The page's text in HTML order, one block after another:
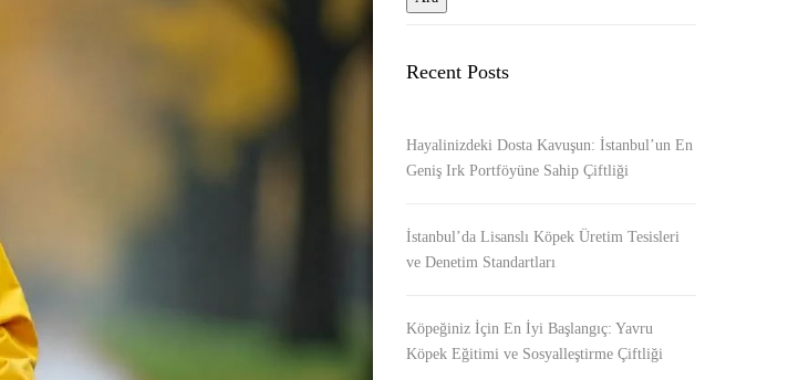
Recent Posts
Hayalinizdeki Dosta Kavuşun: İstanbul’un En
Geniş Irk Portföyüne Sahip Çiftliği
İstanbul’da Lisanslı Köpek Üretim Tesisleri
ve Denetim Standartları
Köpeğiniz İçin En İyi Başlangıç: Yavru
Köpek Eğitimi ve Sosyalleştirme Çiftliği